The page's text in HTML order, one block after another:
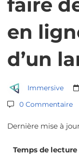
de
la
en
ligne
en
d’un
Immersive
0 Commentaire
Dernière mise à
Temps de lecture